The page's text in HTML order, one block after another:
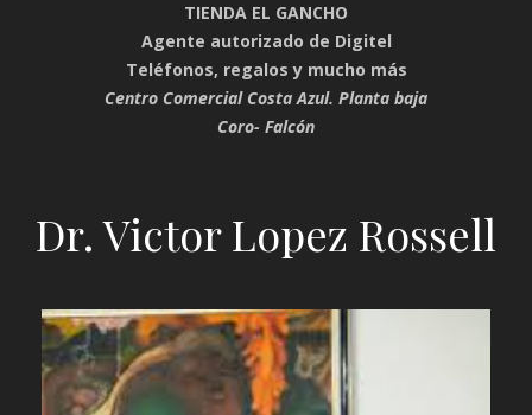
TIENDA EL GANCHO
Agente autorizado de Digitel
Teléfonos, regalos y mucho más
Centro Comercial Costa Azul. Planta baja
Coro- Falcón
Dr. Victor Lopez Rossell